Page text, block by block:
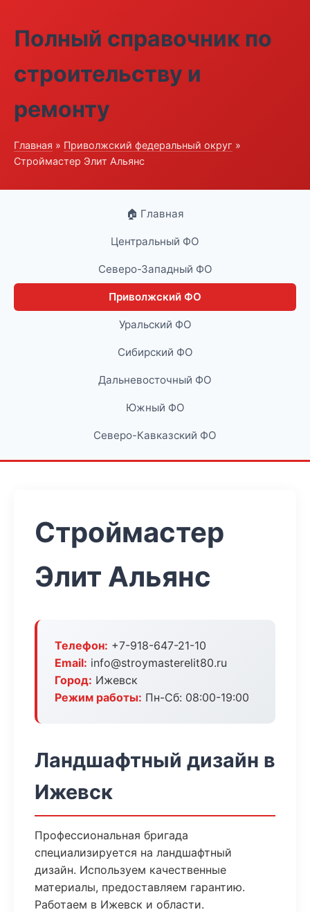
Полный справочник по
строительству и
ремонту
Главная » Приволжский федеральный округ »
Строймастер Элит Альянс
🏠 Главная
Центральный ФО
Северо-Западный ФО
Приволжский ФО
Уральский ФО
Сибирский ФО
Дальневосточный ФО
Южный ФО
Северо-Кавказский ФО
Строймастер
Элит Альянс
Телефон: +7-918-647-21-10
Email: info@stroymasterelit80.ru
Город: Ижевск
Режим работы: Пн-Сб: 08:00-19:00
Ландшафтный дизайн в
Ижевск
Профессиональная бригада
специализируется на ландшафтный
дизайн. Используем качественные
материалы, предоставляем гарантию.
Работаем в Ижевск и области.